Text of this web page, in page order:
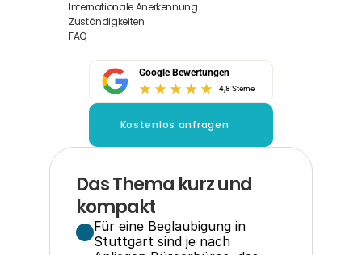
Internationale Anerkennung
Zuständigkeiten
FAQ
Google Bewertungen
4,8 Sterne
Kostenlos anfragen
Das Thema kurz und
kompakt
Für eine Beglaubigung in
Stuttgart sind je nach